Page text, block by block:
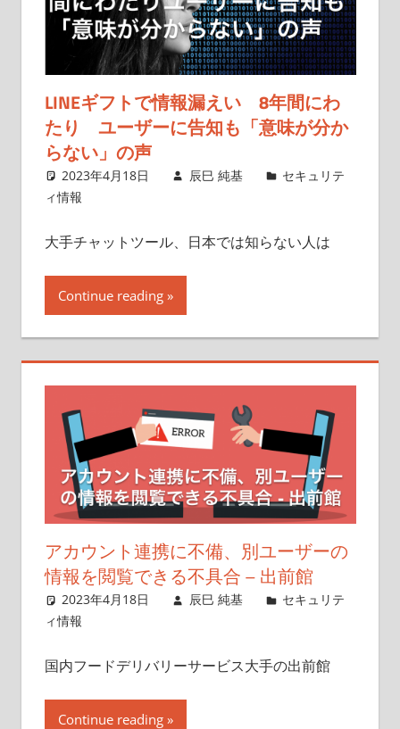
LINEギフトで情報漏えい 8年間にわ
たり ユーザーに告知も「意味が分か
らない」の声
2023年4月18日 辰巳 純基
セキュリテ
ィ情報
大手チャットツール、日本では知らない人は
Continue reading
アカウント連携に不備、別ユーザーの
情報を閲覧できる不具合 – 出前館
2023年4月18日 辰巳 純基
セキュリテ
ィ情報
国内フードデリバリーサービス大手の出前館
Continue reading